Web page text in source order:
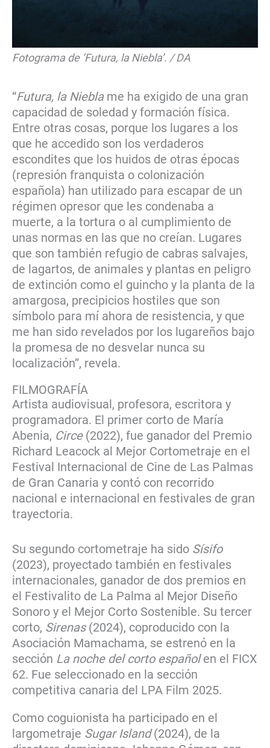
Fotograma de ‘Futura, la Niebla’. / DA
“Futura, la Nieblame ha exigido de una gran
capacidad de soledad y formación física.
Entre otras cosas, porque los lugares a los
que he accedido son los verdaderos
escondites que los huidos de otras épocas
(represión franquista o colonización
española) han utilizado para escapar de un
régimen opresor que les condenaba a
muerte, a la tortura o al cumplimiento de
unas normas en las que no creían. Lugares
que son también refugio de cabras salvajes,
de lagartos, de animales y plantas en peligro
de extinción como el guincho y la planta de la
amargosa, precipicios hostiles que son
símbolo para mí ahora de resistencia, y que
me han sido revelados por los lugareños bajo
la promesa de no desvelar nunca su
localización”, revela.
FILMOGRAFÍA
Artista audiovisual, profesora, escritora y
programadora. El primer corto de María
Abenia, Circe(2022), fue ganador del Premio
Richard Leacock al Mejor Cortometraje en el
Festival Internacional de Cine de Las Palmas
de Gran Canaria y contó con recorrido
nacional e internacional en festivales de gran
trayectoria.
Su segundo cortometraje ha sido Sísifo
(2023), proyectado también en festivales
internacionales, ganador de dos premios en
el Festivalito de La Palma al Mejor Diseño
Sonoro y el Mejor Corto Sostenible. Su tercer
corto, Sirenas(2024), coproducido con la
Asociación Mamachama, se estrenó en la
sección La noche del corto españolen el FICX
62. Fue seleccionado en la sección
competitiva canaria del LPA Film 2025.
Como coguionista ha participado en el
largometraje Sugar Island(2024), de la